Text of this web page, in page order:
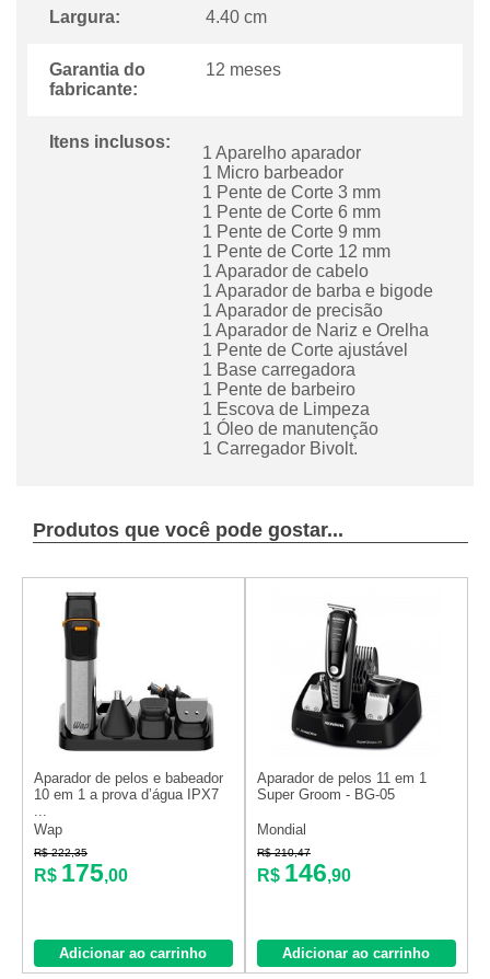
Largura: 4.40 cm
Garantia do
fabricante:
12 meses
Itens inclusos:
1 Aparelho aparador
1 Micro barbeador
1 Pente de Corte 3 mm
1 Pente de Corte 6 mm
1 Pente de Corte 9 mm
1 Pente de Corte 12 mm
1 Aparador de cabelo
1 Aparador de barba e bigode
1 Aparador de precisão
1 Aparador de Nariz e Orelha
1 Pente de Corte ajustável
1 Base carregadora
1 Pente de barbeiro
1 Escova de Limpeza
1 Óleo de manutenção
1 Carregador Bivolt.
Produtos que você pode gostar...
Aparador de pelos e babeador
10 em 1 a prova d’água IPX7
...
Wap
R$ 222,35
R$ 175,00
Adicionar ao carrinho
Aparador de pelos 11 em 1
Super Groom - BG-05
Mondial
R$ 210,47
R$ 146,90
Adicionar ao carrinho